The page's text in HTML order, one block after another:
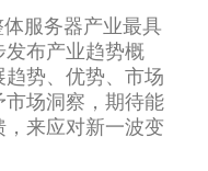
服务器产业最具
布产业趋势概
势、优势、市场
场洞察，期待能
来应对新一波变